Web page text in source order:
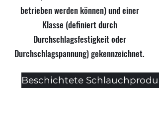
betrieben werden können) und einer
Klasse (definiert durch
Durchschlagsfestigkeit oder
Durchschlagspannung) gekennzeichnet.
Beschichtete